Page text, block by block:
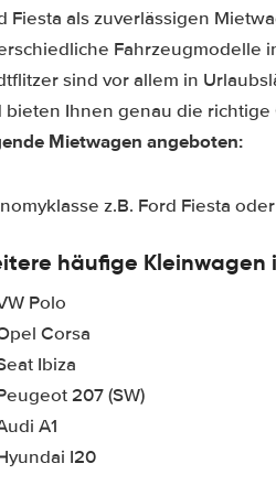
Fiesta als zuverlässigen
Fahrzeugmodelle
sind vor allem in
bieten Ihnen genau die
Mietwagen angeboten:
z.B. Ford Fiesta
häufige
Polo
Corsa
Ibiza
207 (SW)
A1
I20